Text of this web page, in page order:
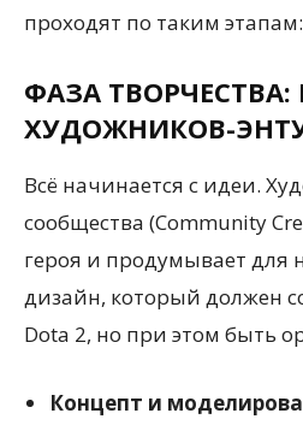
проходят по таким этапам:
ФАЗА ТВОРЧЕСТВА:
ХУДОЖНИКОВ-
Всё начинается с идеи.
сообщества (Community
героя и продумывает для
дизайн, который должен
Dota 2, но при этом быть
Концепт и